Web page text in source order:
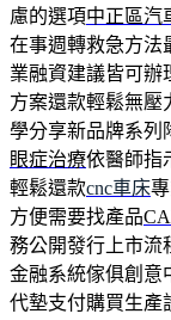
慮的選項中正區汽
在事週轉救急方法
業融資建議皆可辦
方案還款輕鬆無壓
學分享新品牌系列
眼症治療依醫師指
輕鬆還款cnc車床
方便需要找產品
務公開發行上市流
金融系統傢俱創意
代墊支付購買生產